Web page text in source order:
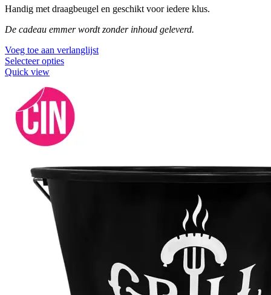
Handig met draagbeugel en geschikt voor iedere klus.
De cadeau emmer wordt zonder inhoud geleverd.
Voeg toe aan verlanglijst
Selecteer opties
Quick view